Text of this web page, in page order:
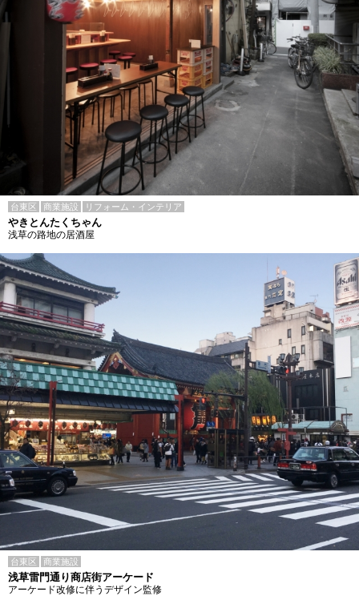
台東区 商業施設 リフォーム・インテリア
やきとんたくちゃん
浅草の路地の居酒屋
台東区 商業施設
浅草雷門通り商店街アーケード
アーケード改修に伴うデザイン監修